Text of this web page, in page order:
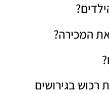
המכירה?
בגירושים